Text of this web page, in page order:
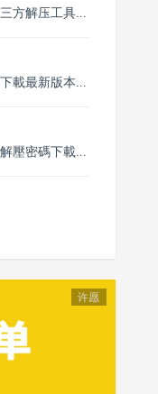
解压密码没问题的。请使用第三方解压工具解压，比如7zip
您好～好像無法使用解壓密碼下載最新版本，想請您看看
您好鄭先生～～好像無法使用解壓密碼下載最新的4.0.4版本，不知能否請你協助排除障礙～
许愿